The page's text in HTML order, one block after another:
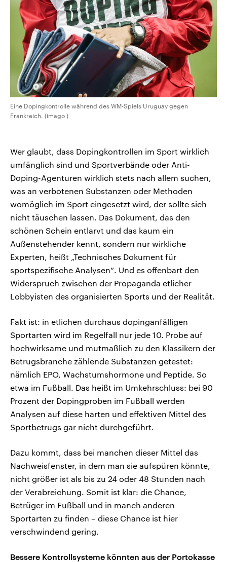
Eine Dopingkontrolle während des WM-Spiels Uruguay gegen
Frankreich. (imago )
Wer glaubt, dass Dopingkontrollen im Sport wirklich
umfänglich sind und Sportverbände oder Anti-
Doping-Agenturen wirklich stets nach allem suchen,
was an verbotenen Substanzen oder Methoden
womöglich im Sport eingesetzt wird, der sollte sich
nicht täuschen lassen. Das Dokument, das den
schönen Schein entlarvt und das kaum ein
Außenstehender kennt, sondern nur wirkliche
Experten, heißt „Technisches Dokument für
sportspezifische Analysen“. Und es offenbart den
Widerspruch zwischen der Propaganda etlicher
Lobbyisten des organisierten Sports und der Realität.
Fakt ist: in etlichen durchaus dopinganfälligen
Sportarten wird im Regelfall nur jede 10. Probe auf
hochwirksame und mutmaßlich zu den Klassikern der
Betrugsbranche zählende Substanzen getestet:
nämlich EPO, Wachstumshormone und Peptide. So
etwa im Fußball. Das heißt im Umkehrschluss: bei 90
Prozent der Dopingproben im Fußball werden
Analysen auf diese harten und effektiven Mittel des
Sportbetrugs gar nicht durchgeführt.
Dazu kommt, dass bei manchen dieser Mittel das
Nachweisfenster, in dem man sie aufspüren könnte,
nicht größer ist als bis zu 24 oder 48 Stunden nach
der Verabreichung. Somit ist klar: die Chance,
Betrüger im Fußball und in manch anderen
Sportarten zu finden – diese Chance ist hier
verschwindend gering.
Bessere Kontrollsysteme könnten aus der Portokasse